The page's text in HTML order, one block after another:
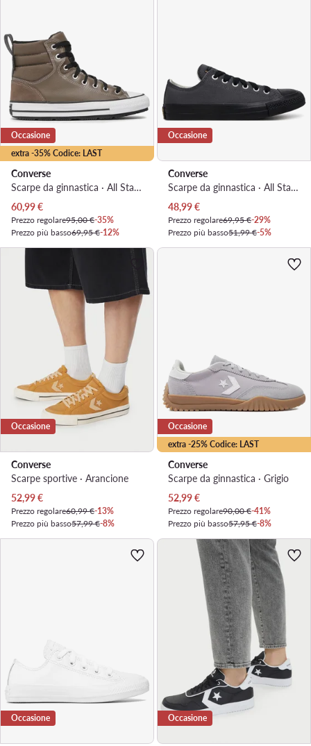
extra -35% Codice: LAST
Occasione
Converse
Scarpe da ginnastica · All Star · Beige
Prezzo attuale
60,99€
Prezzo regolare95,00 €-35%
Prezzo più basso69,95 €-12%
Occasione
Converse
Scarpe da ginnastica · All Star · Nero
Prezzo attuale
48,99€
Prezzo regolare69,95 €-29%
Prezzo più basso51,99 €-5%
Occasione
Converse
Scarpe sportive · Arancione
Prezzo attuale
52,99€
Prezzo regolare60,99 €-13%
Prezzo più basso57,99 €-8%
extra -25% Codice: LAST
Occasione
Converse
Scarpe da ginnastica · Grigio
Prezzo attuale
52,99€
Prezzo regolare90,00 €-41%
Prezzo più basso57,95 €-8%
Occasione Occasione